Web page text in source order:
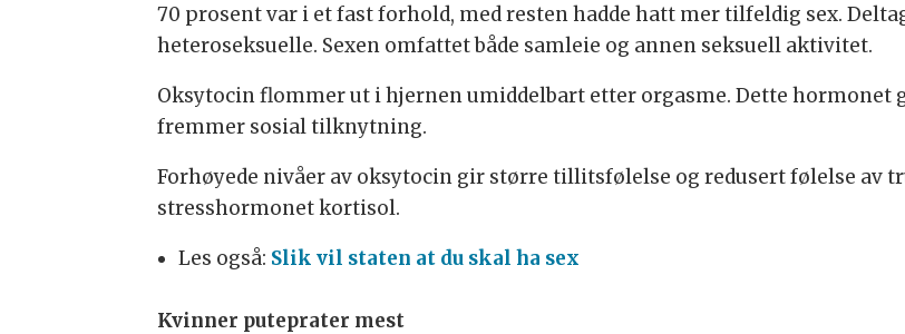
70 prosent var i et fast forhold, med resten hadde hatt mer tilfeldig sex.
heteroseksuelle. Sexen omfattet både samleie og annen seksuell aktivitet.
Oksytocin flommer ut i hjernen umiddelbart etter orgasme. Dette hormonet
fremmer sosial tilknytning.
Forhøyede nivåer av oksytocin gir større tillitsfølelse og redusert følelse av
stresshormonet kortisol.
Les også: Slik vil staten at du skal ha sex
Kvinner puteprater mest